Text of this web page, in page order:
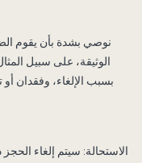
نوصي بشدة بأن يقوم
الوثيقة، على سبيل
بسبب الإلغاء، وفقدان
الاستحالة: سيتم إلغاء